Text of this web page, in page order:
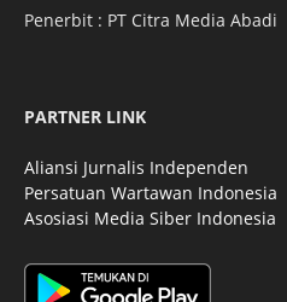
Penerbit : PT Citra Media Abadi
PARTNER LINK
Aliansi Jurnalis Independen
Persatuan Wartawan Indonesia
Asosiasi Media Siber Indonesia